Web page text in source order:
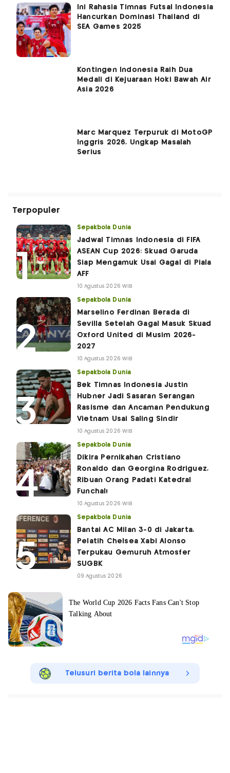
Ini Rahasia Timnas Futsal Indonesia
Hancurkan Dominasi Thailand di
SEA Games 2025
Kontingen Indonesia Raih Dua
Medali di Kejuaraan Hoki Bawah Air
Asia 2026
Marc Marquez Terpuruk di MotoGP
Inggris 2026, Ungkap Masalah
Serius
Terpopuler
Sepakbola Dunia
Jadwal Timnas Indonesia di FIFA
ASEAN Cup 2026: Skuad Garuda
Siap Mengamuk Usai Gagal di Piala
AFF
10 Agustus 2026 WIB
Sepakbola Dunia
Marselino Ferdinan Berada di
Sevilla Setelah Gagal Masuk Skuad
Oxford United di Musim 2026-
2027
10 Agustus 2026 WIB
Sepakbola Dunia
Bek Timnas Indonesia Justin
Hubner Jadi Sasaran Serangan
Rasisme dan Ancaman Pendukung
Vietnam Usai Saling Sindir
10 Agustus 2026 WIB
Sepakbola Dunia
Dikira Pernikahan Cristiano
Ronaldo dan Georgina Rodriguez,
Ribuan Orang Padati Katedral
Funchal!
10 Agustus 2026 WIB
Sepakbola Dunia
Bantai AC Milan 3-0 di Jakarta,
Pelatih Chelsea Xabi Alonso
Terpukau Gemuruh Atmosfer
SUGBK
09 Agustus 2026
Telusuri berita bola lainnya